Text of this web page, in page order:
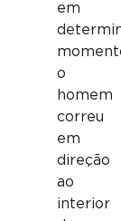
em
o
homem
correu
em
direção
ao
interior